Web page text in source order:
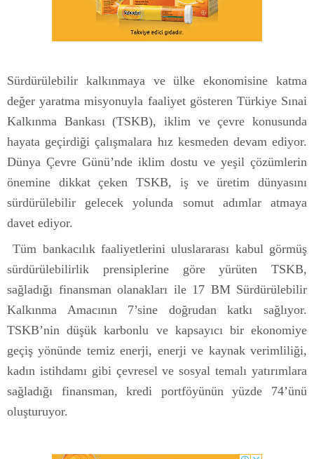
Sürdürülebilir kalkınmaya ve ülke ekonomisine katma
değer yaratma misyonuyla faaliyet gösteren Türkiye Sınai
Kalkınma Bankası (TSKB), iklim ve çevre konusunda
hayata geçirdiği çalışmalara hız kesmeden devam ediyor.
Dünya Çevre Günü’nde iklim dostu ve yeşil çözümlerin
önemine dikkat çeken TSKB, iş ve üretim dünyasını
sürdürülebilir gelecek yolunda somut adımlar atmaya
davet ediyor.
Tüm bankacılık faaliyetlerini uluslararası kabul görmüş
sürdürülebilirlik prensiplerine göre yürüten TSKB,
sağladığı finansman olanakları ile 17 BM Sürdürülebilir
Kalkınma Amacının 7’sine doğrudan katkı sağlıyor.
TSKB’nin düşük karbonlu ve kapsayıcı bir ekonomiye
geçiş yönünde temiz enerji, enerji ve kaynak verimliliği,
kadın istihdamı gibi çevresel ve sosyal temalı yatırımlara
sağladığı finansman, kredi portföyünün yüzde 74’ünü
oluşturuyor.